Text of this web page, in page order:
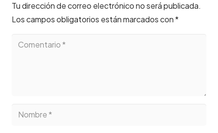
Tu dirección de correo electrónico no será publicada.
Los campos obligatorios están marcados con*